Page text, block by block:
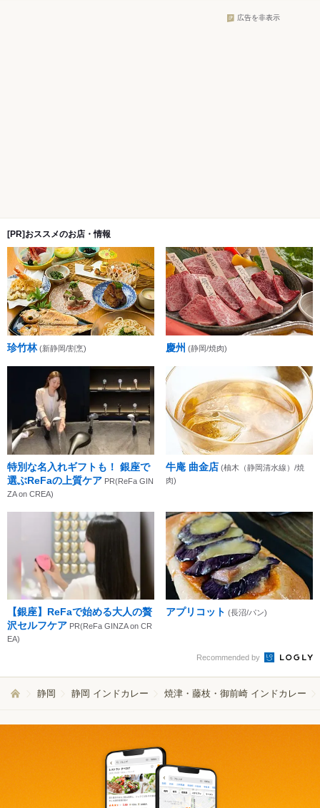
広告を非表示
[PR]おススメのお店・情報
珍竹林 (新静岡/割烹) 慶州 (静岡/焼肉)
特別な名入れギフトも！ 銀座で
選ぶReFaの上質ケア PR(ReFa GIN
ZA on CREA)
牛庵 曲金店 (柚木（静岡清水線）/焼
肉)
【銀座】ReFaで始める大人の贅
沢セルフケア PR(ReFa GINZA on CR
EA)
アプリコット (長沼/パン)
Recommended by
静岡 静岡 インドカレー 焼津・藤枝・御前崎 インドカレー